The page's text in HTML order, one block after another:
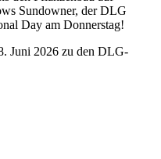
Sundowner, der DLG
Day am Donnerstag!
Juni 2026 zu den DLG-